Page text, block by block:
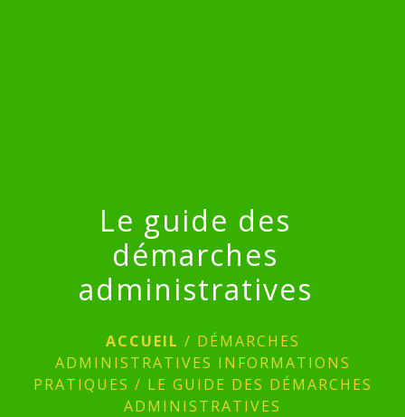
Le guide des
démarches
administratives
ACCUEIL / DÉMARCHES
ADMINISTRATIVES INFORMATIONS
PRATIQUES / LE GUIDE DES DÉMARCHES
ADMINISTRATIVES